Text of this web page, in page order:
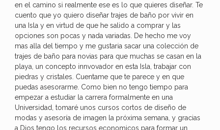
en el camino si realmente ese es lo que quieres diseñar. Te
cuento que yo quiero diseñar trajes de baño por vivir en
una Isla y en virtud de que he salido a comprar y las
opciones son pocas y nada variadas. De hecho me voy
mas alla del tiempo y me gustaria sacar una colección de
trajes de baño para novias para que muchas se casan en la
playa, un concepto innvovador en esta Isla, trabajar con
piedras y cristales. Cuentame que te parece y en que
puedas asesorarme. Como bien no tengo tiempo para
empezar a estudiar la carrera formalmente en una
Universidad, tomaré unos cursos cortos de diseño de
modas y asesoría de imagen la próxima semana, y gracias
a Dios tengo los recursos economicos para formar un